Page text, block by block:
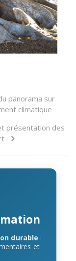
panorama sur
climatique
présentation des
durable :
et